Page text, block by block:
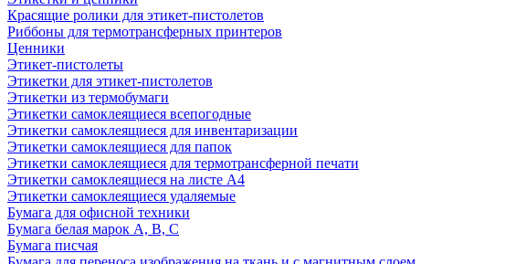
Красящие ролики для этикет-пистолетов
Риббоны для термотрансферных принтеров
Ценники
Этикет-пистолеты
Этикетки для этикет-пистолетов
Этикетки из термобумаги
Этикетки самоклеящиеся всепогодные
Этикетки самоклеящиеся для инвентаризации
Этикетки самоклеящиеся для папок
Этикетки самоклеящиеся для термотрансферной печати
Этикетки самоклеящиеся на листе А4
Этикетки самоклеящиеся удаляемые
Бумага для офисной техники
Бумага белая марок А, В, С
Бумага писчая